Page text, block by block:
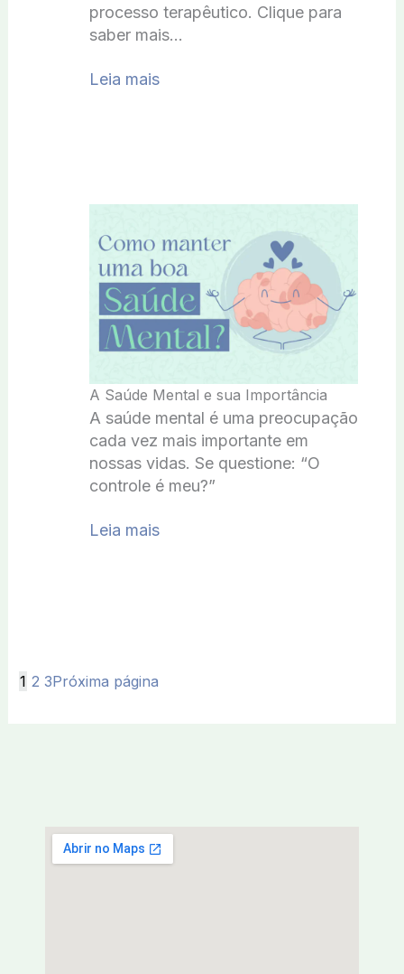
processo terapêutico. Clique para
saber mais…
Leia mais
A Saúde Mental e sua Importância
A saúde mental é uma preocupação
cada vez mais importante em
nossas vidas. Se questione: “O
controle é meu?”
Leia mais
1 2 3Próxima página